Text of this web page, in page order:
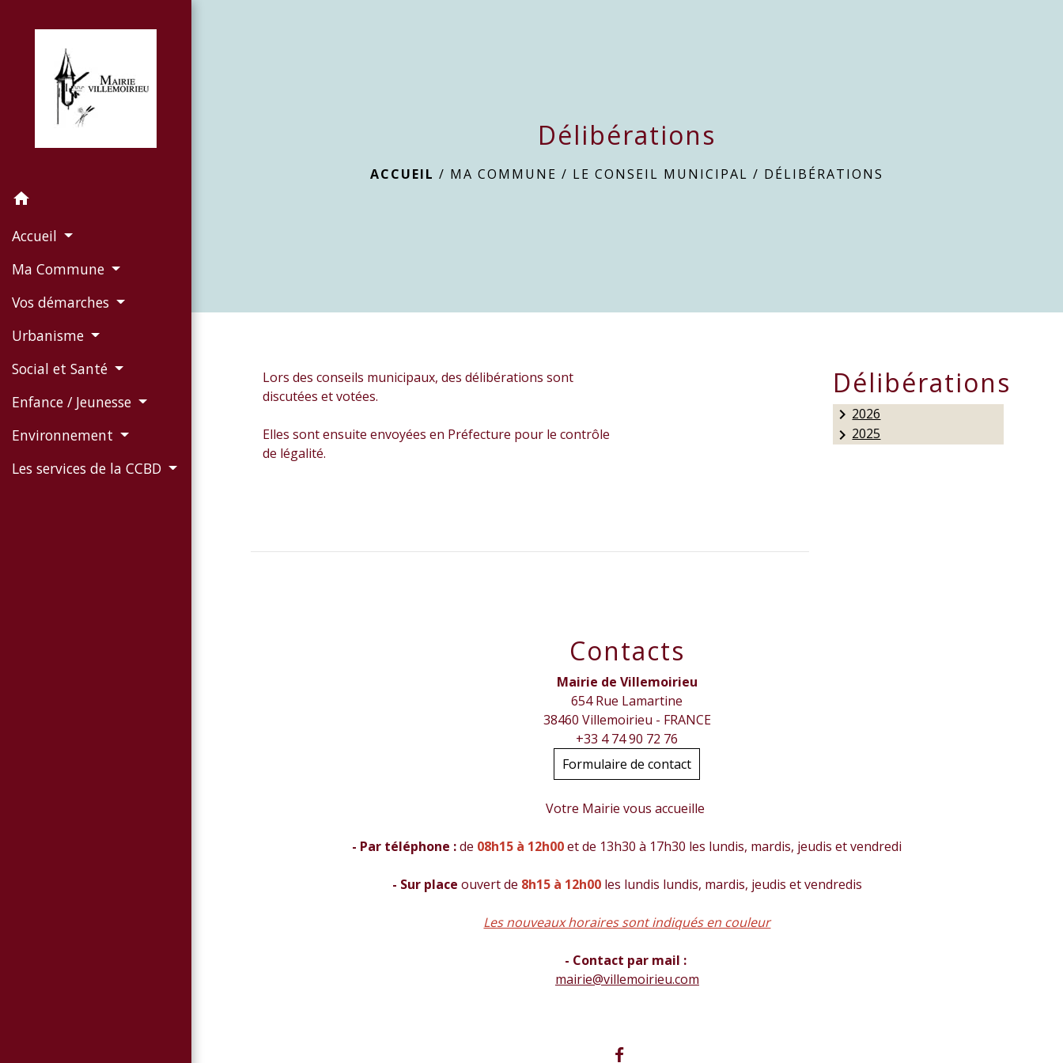
home
Accueil
Ma Commune
Vos démarches
Urbanisme
Social et Santé
Enfance / Jeunesse
Environnement
Les services de la CCBD
Délibérations
ACCUEIL / MA COMMUNE / LE CONSEIL MUNICIPAL / DÉLIBÉRATIONS
Lors des conseils municipaux, des délibérations sont
discutées et votées.
Elles sont ensuite envoyées en Préfecture pour le contrôle
de légalité.
Délibérations
keyboard_arrow_right2026
keyboard_arrow_right2025
Contacts
Mairie de Villemoirieu
654 Rue Lamartine
38460 Villemoirieu - FRANCE
+33 4 74 90 72 76
Formulaire de contact
Votre Mairie vous accueille
- Par téléphone :de 08h15 à 12h00et de 13h30 à 17h30 les lundis, mardis, jeudis et vendredi
- Sur place ouvert de 8h15 à 12h00les lundis lundis, mardis, jeudis et vendredis
Les nouveaux horaires sont indiqués en couleur
- Contact par mail :
mairie@villemoirieu.com